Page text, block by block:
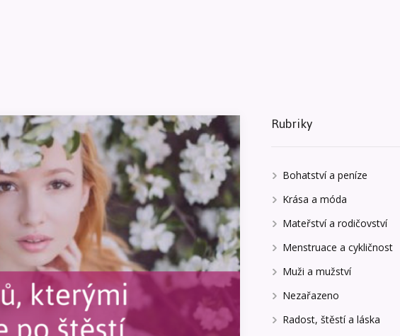
Rubriky
Bohatství a peníze
Krása a móda
Mateřství a rodičovství
Menstruace a cykličnost
Muži a mužství
Nezařazeno
Radost, štěstí a láska